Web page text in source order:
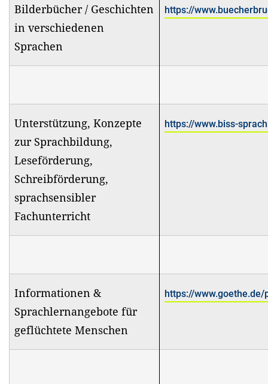
Bilderbücher / Geschichten
in verschiedenen
Sprachen
https://
Unterstützung, Konzepte
zur Sprachbildung,
Leseförderung,
Schreibförderung,
sprachsensibler
Fachunterricht
https://www.biss-
Informationen &
Sprachlernangebote für
geflüchtete Menschen
https://